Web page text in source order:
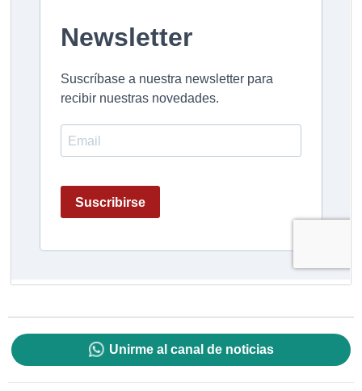
Unirme al canal de noticias